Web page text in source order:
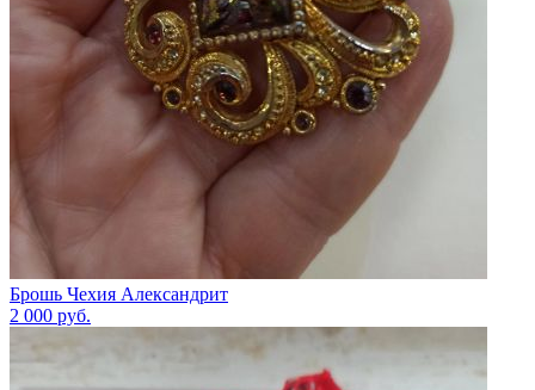
Брошь Чехия Александрит
2 000 руб.